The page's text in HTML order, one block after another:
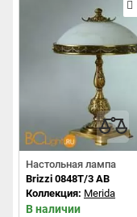
Настольная лампа
Brizzi 0848T/3 AB
Коллекция: Merida
В наличии